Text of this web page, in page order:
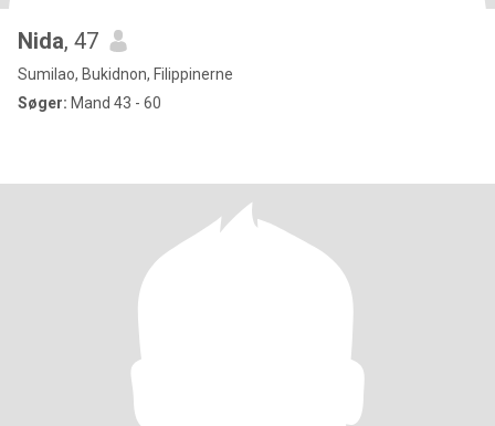
Nida, 47
Sumilao, Bukidnon, Filippinerne
Søger: Mand 43 - 60